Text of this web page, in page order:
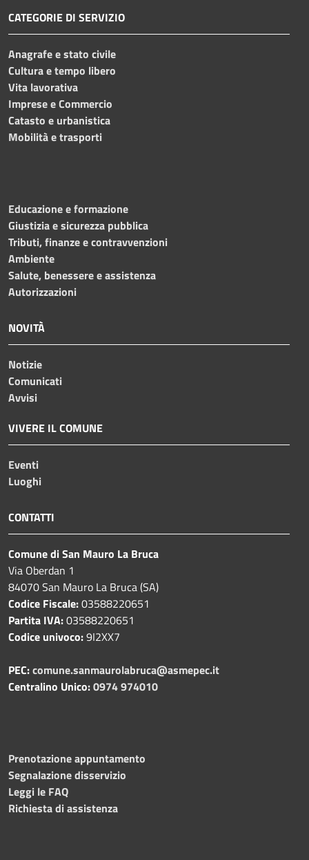
CATEGORIE DI SERVIZIO
Anagrafe e stato civile
Cultura e tempo libero
Vita lavorativa
Imprese e Commercio
Catasto e urbanistica
Mobilità e trasporti
Educazione e formazione
Giustizia e sicurezza pubblica
Tributi, finanze e contravvenzioni
Ambiente
Salute, benessere e assistenza
Autorizzazioni
NOVITÀ
Notizie
Comunicati
Avvisi
VIVERE IL COMUNE
Eventi
Luoghi
CONTATTI
Comune di San Mauro La Bruca
Via Oberdan 1
84070 San Mauro La Bruca (SA)
Codice Fiscale:03588220651
Partita IVA:03588220651
Codice univoco:9I2XX7
PEC:comune.sanmaurolabruca@asmepec.it
Centralino Unico:0974 974010
Prenotazione appuntamento
Segnalazione disservizio
Leggi le FAQ
Richiesta di assistenza